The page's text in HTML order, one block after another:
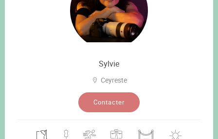
Sylvie
Ceyreste
Contacter